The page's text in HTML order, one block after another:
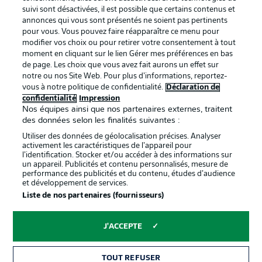
BUNDESLIGA APP
Proposé par
services
Mentions Légales Gérer mes préférences
suivi sont désactivées, il est possible que certains contenus et
annonces qui vous sont présentés ne soient pas pertinents
pour vous. Vous pouvez faire réapparaître ce menu pour
modifier vos choix ou pour retirer votre consentement à tout
moment en cliquant sur le lien Gérer mes préférences en bas
de page. Les choix que vous avez fait aurons un effet sur
notre ou nos Site Web. Pour plus d’informations, reportez-
vous à notre politique de confidentialité.
Déclaration de
confidentialité
Impression
Nos équipes ainsi que nos partenaires externes, traitent
des données selon les finalités suivantes :
Utiliser des données de géolocalisation précises. Analyser
activement les caractéristiques de l’appareil pour
l’identification. Stocker et/ou accéder à des informations sur
un appareil. Publicités et contenu personnalisés, mesure de
performance des publicités et du contenu, études d’audience
et développement de services.
Liste de nos partenaires (fournisseurs)
J'ACCEPTE
TOUT REFUSER